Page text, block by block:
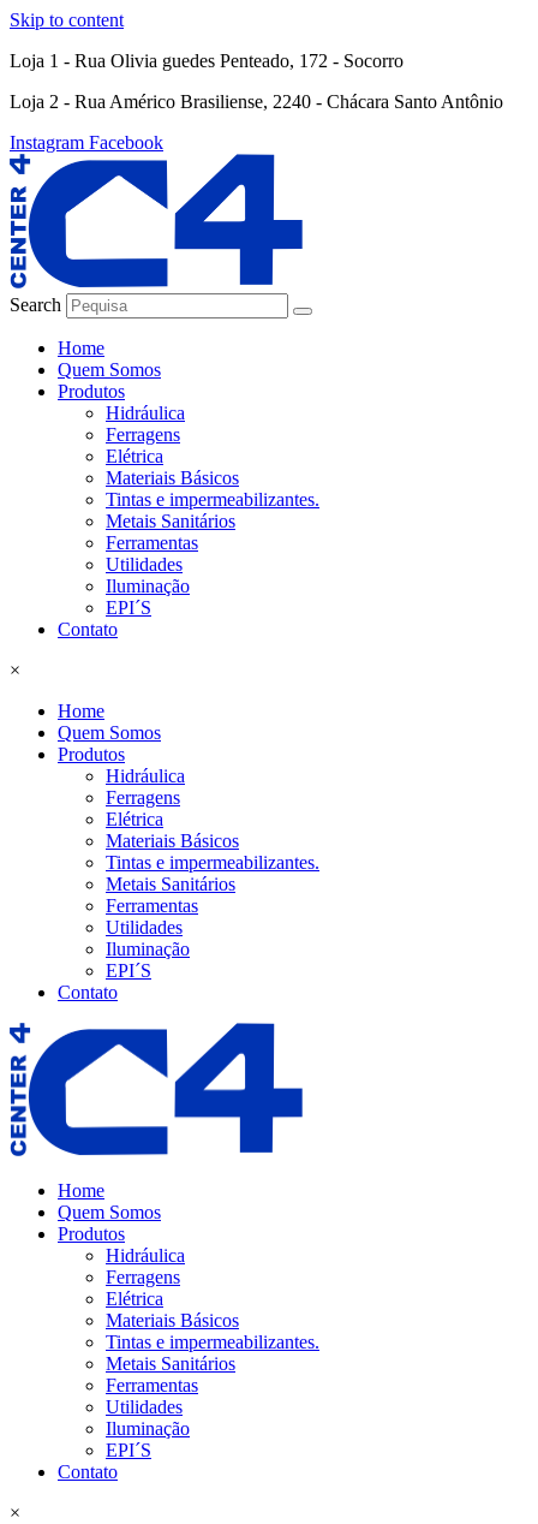
Skip to content
Loja 1 - Rua Olivia guedes Penteado, 172 - Socorro
Loja 2 - Rua Américo Brasiliense, 2240 - Chácara Santo Antônio
Instagram Facebook
Search
Home
Quem Somos
Produtos
Hidráulica
Ferragens
Elétrica
Materiais Básicos
Tintas e impermeabilizantes.
Metais Sanitários
Ferramentas
Utilidades
Iluminação
EPI´S
Contato
×
Home
Quem Somos
Produtos
Hidráulica
Ferragens
Elétrica
Materiais Básicos
Tintas e impermeabilizantes.
Metais Sanitários
Ferramentas
Utilidades
Iluminação
EPI´S
Contato
Home
Quem Somos
Produtos
Hidráulica
Ferragens
Elétrica
Materiais Básicos
Tintas e impermeabilizantes.
Metais Sanitários
Ferramentas
Utilidades
Iluminação
EPI´S
Contato
×